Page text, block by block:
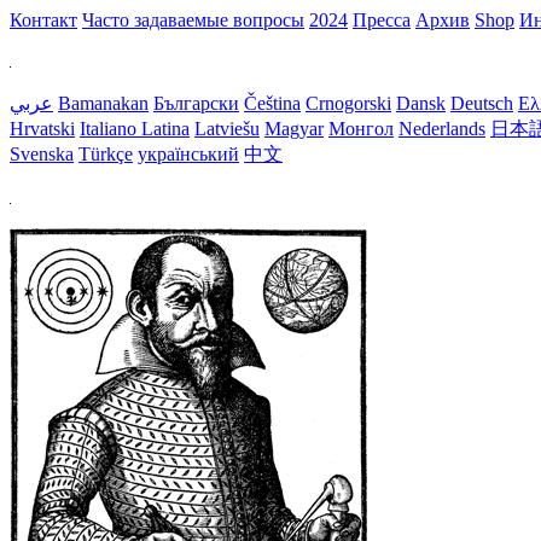
Контакт Часто задаваемые вопросы 2024 Пресса Aрхив Shop
عربي Bamanakan Български Čeština Crnogorski Dansk Deutsch
Hrvatski Italiano Latina Latviešu Magyar Монгол Nederlands 日本
Svenska Türkçe український 中文